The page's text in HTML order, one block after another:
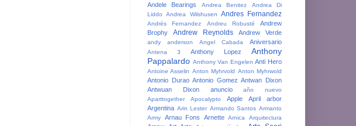
Andele Bearings Andrea Benitez
Andrea Di
Liddo
Andrea Wilshusen Andres Fernandez
Andrés Fernandez Andreu Robusté
Andrew
Brophy
Andrew Reynolds Andrew Verde
andy anderson Angel Cabada Aniversario
Antena 3 Anthony Lopez
Anthony
Pappalardo Anthony Van Engelen Anti Hero
Antoine Asselin Anton Myhrvold Anton Myhrwold
Antonio Durao Antonio Gomez Antwan Dixon
Antwuan Dixon
anuncio
año nuevo
Aparttogether
Apocalypto Apple April
arbor
Argentina Arin Lester Armando Santos Armanto
Army
Arnau Fons Arnette Arnica Arquitectura